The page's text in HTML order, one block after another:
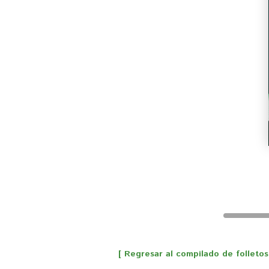
[ Regresar al compilado de